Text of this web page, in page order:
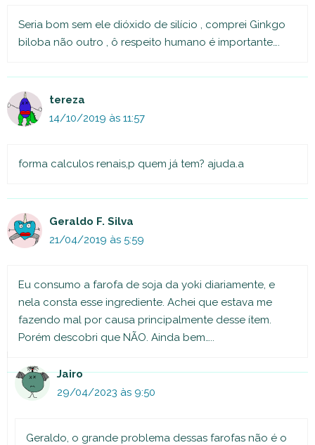
Seria bom sem ele dióxido de silício , comprei Ginkgo
biloba não outro , ô respeito humano é importante….
tereza
14/10/2019 às 11:57
forma calculos renais,p quem já tem? ajuda.a
Geraldo F. Silva
21/04/2019 às 5:59
Eu consumo a farofa de soja da yoki diariamente, e
nela consta esse ingrediente. Achei que estava me
fazendo mal por causa principalmente desse ítem.
Porém descobri que NÃO. Ainda bem…..
Jairo
29/04/2023 às 9:50
Geraldo, o grande problema dessas farofas não é o